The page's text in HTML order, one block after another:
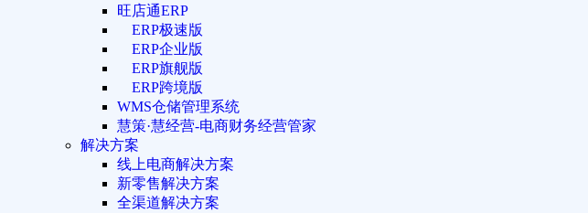
旺店通ERP
ERP极速版
ERP企业版
ERP旗舰版
ERP跨境版
WMS仓储管理系统
慧策·慧经营-电商财务经营管家
解决方案
线上电商解决方案
新零售解决方案
全渠道解决方案